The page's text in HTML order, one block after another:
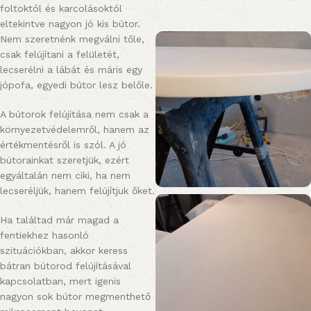
foltoktól és karcolásoktól
eltekintve nagyon jó kis bútor.
Nem szeretnénk megválni tőle,
csak felújítani a felületét,
lecserélni a lábát és máris egy
jópofa, egyedi bútor lesz belőle.
A bútorok felújítása nem csak a
környezetvédelemről, hanem az
értékmentésről is szól. A jó
bútorainkat szeretjük, ezért
egyáltalán nem ciki, ha nem
lecseréljük, hanem felújítjuk őket.
Ha találtad már magad a
fentiekhez hasonló
szituációkban, akkor keress
bátran bútorod felújításával
kapcsolatban, mert igenis
nagyon sok bútor megmenthető